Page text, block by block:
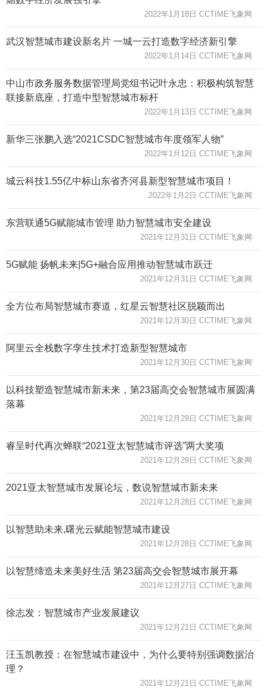
2022年1月18日 CCTIME飞象网
武汉智慧城市建设新名片 一城一云打造数字经济新引擎
2022年1月14日 CCTIME飞象网
中山市政务服务数据管理局党组书记叶永忠：积极构筑智慧
联接新底座，打造中型智慧城市标杆
2022年1月13日 CCTIME飞象网
新华三张鹏入选“2021CSDC智慧城市年度领军人物”
2022年1月12日 CCTIME飞象网
城云科技1.55亿中标山东省齐河县新型智慧城市项目！
2022年1月2日 CCTIME飞象网
东营联通5G赋能城市管理 助力智慧城市安全建设
2021年12月31日 CCTIME飞象网
5G赋能 扬帆未来|5G+融合应用推动智慧城市跃迁
2021年12月31日 CCTIME飞象网
全方位布局智慧城市赛道，红星云智慧社区脱颖而出
2021年12月30日 CCTIME飞象网
阿里云全栈数字孪生技术打造新型智慧城市
2021年12月30日 CCTIME飞象网
以科技塑造智慧城市新未来，第23届高交会智慧城市展圆满
落幕
2021年12月29日 CCTIME飞象网
睿呈时代再次蝉联“2021亚太智慧城市评选”两大奖项
2021年12月29日 CCTIME飞象网
2021亚太智慧城市发展论坛，数说智慧城市新未来
2021年12月28日 CCTIME飞象网
以智慧助未来,曙光云赋能智慧城市建设
2021年12月28日 CCTIME飞象网
以智慧缔造未来美好生活 第23届高交会智慧城市展开幕
2021年12月27日 CCTIME飞象网
徐志发：智慧城市产业发展建议
2021年12月21日 CCTIME飞象网
汪玉凯教授：在智慧城市建设中，为什么要特别强调数据治
理？
2021年12月21日 CCTIME飞象网